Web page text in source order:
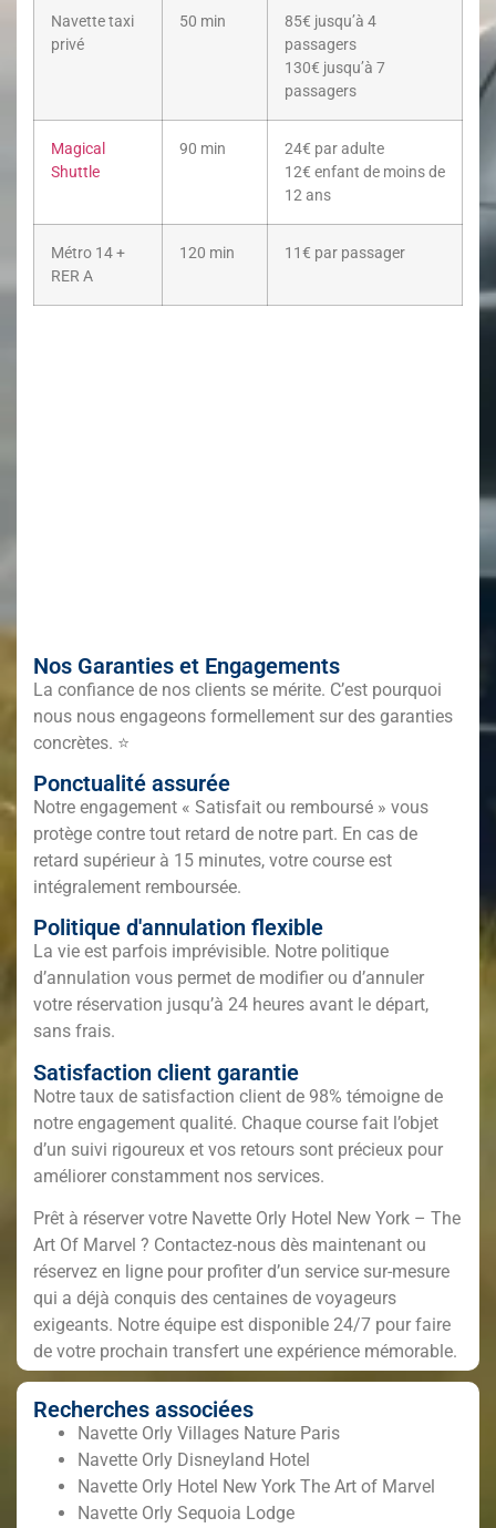
Navette taxi
privé
50 min
85€ jusqu’à 4
passagers
130€ jusqu’à 7
passagers
Magical
Shuttle
90 min
24€ par adulte
12€ enfant de moins de
12 ans
Métro 14 +
RER A
120 min 11€ par passager
Nos Garanties et Engagements
La confiance de nos clients se mérite. C’est pourquoi
nous nous engageons formellement sur des garanties
concrètes. ⭐
Ponctualité assurée
Notre engagement « Satisfait ou remboursé » vous
protège contre tout retard de notre part. En cas de
retard supérieur à 15 minutes, votre course est
intégralement remboursée.
Politique d'annulation flexible
La vie est parfois imprévisible. Notre politique
d’annulation vous permet de modifier ou d’annuler
votre réservation jusqu’à 24 heures avant le départ,
sans frais.
Satisfaction client garantie
Notre taux de satisfaction client de 98% témoigne de
notre engagement qualité. Chaque course fait l’objet
d’un suivi rigoureux et vos retours sont précieux pour
améliorer constamment nos services.
Prêt à réserver votre Navette Orly Hotel New York – The
Art Of Marvel ? Contactez-nous dès maintenant ou
réservez en ligne pour profiter d’un service sur-mesure
qui a déjà conquis des centaines de voyageurs
exigeants. Notre équipe est disponible 24/7 pour faire
de votre prochain transfert une expérience mémorable.
Recherches associées
Navette Orly Villages Nature Paris
Navette Orly Disneyland Hotel
Navette Orly Hotel New York The Art of Marvel
Navette Orly Sequoia Lodge